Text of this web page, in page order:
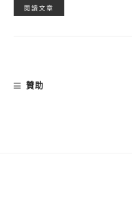
閱讀文章
贊助